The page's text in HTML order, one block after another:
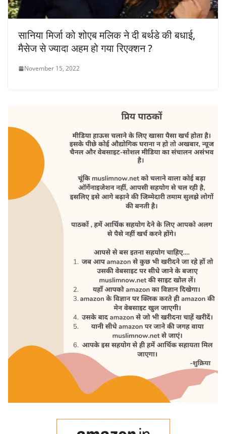
सानिया मिर्जा को शोएब मलिक ने दी बर्थडे की बधाई,
मैसेज से ज्यादा अहम हो गया रिएक्शन ?
November 15, 2022